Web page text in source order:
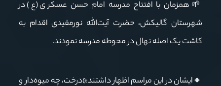
🌱همزمان با افتتاح مدرسه امام حسن عسکری (ع) در
شهرستان گالیکش، حضرت آیت‌الله نورمفیدی اقدام به
کاشت یک اصله نهال در محوطه مدرسه نمودند.
🔸ایشان در این مراسم اظهار داشتند:«درخت، چه میوه‌دار و